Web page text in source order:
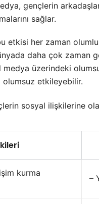
gençlerin
sağlar.
etkisi her zaman
daha çok zaman
medya üzerindeki
etkileyebilir.
sosyal ilişkilerine
kurma
–